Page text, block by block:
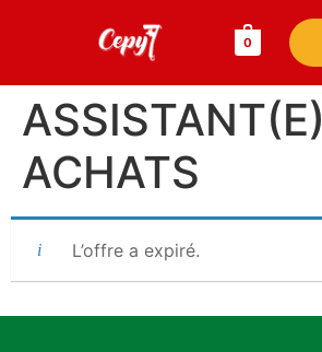
0
ASSISTANT(E)
ACHATS
L’offre a expiré.